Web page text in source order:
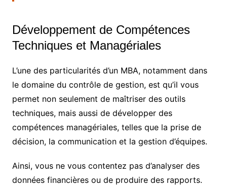
Développement de Compétences
Techniques et Managériales
L’une des particularités d’un MBA, notamment dans
le domaine du contrôle de gestion, est qu’il vous
permet non seulement de maîtriser des outils
techniques, mais aussi de développer des
compétences managériales, telles que la prise de
décision, la communication et la gestion d’équipes.
Ainsi, vous ne vous contentez pas d’analyser des
données financières ou de produire des rapports.